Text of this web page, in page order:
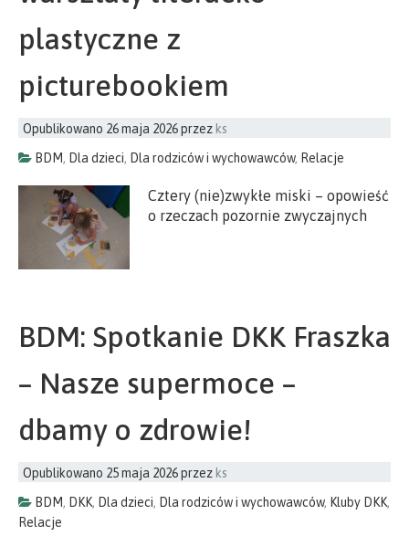
plastyczne z
picturebookiem
Opublikowano 26 maja 2026przez ks
BDM, Dla dzieci, Dla rodziców i wychowawców, Relacje
Cztery (nie)zwykłe miski – opowieść
o rzeczach pozornie zwyczajnych
BDM: Spotkanie DKK Fraszka
– Nasze supermoce –
dbamy o zdrowie!
Opublikowano 25 maja 2026przez ks
BDM, DKK, Dla dzieci, Dla rodziców i wychowawców, Kluby DKK,
Relacje